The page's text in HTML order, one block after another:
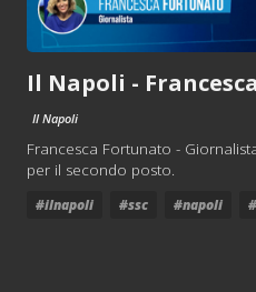
Il Napoli -
Il Napoli
Francesca Fortunato -
per il secondo posto.
#ilnapoli #ssc #napoli